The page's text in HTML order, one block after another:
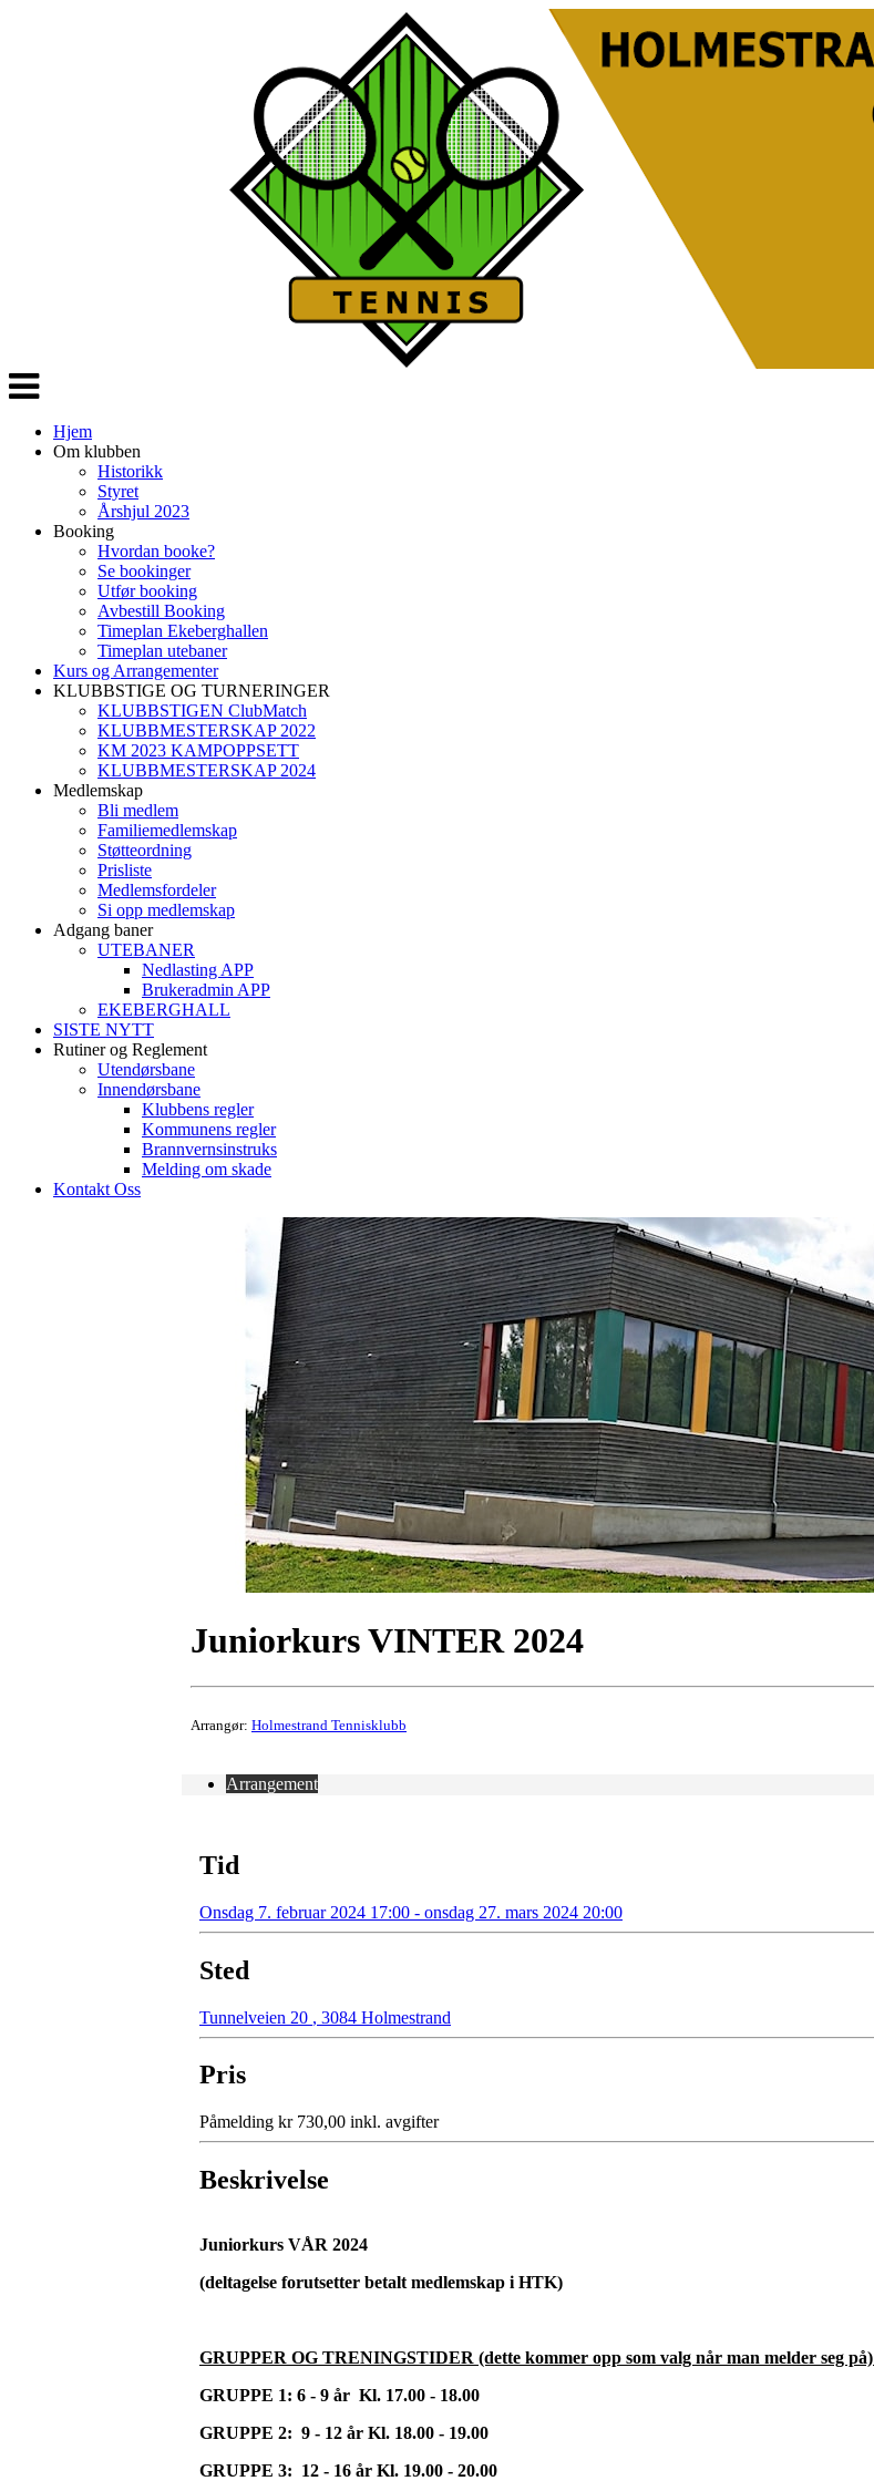
Veksle
navigasjon
Hjem
Om klubben
Historikk
Styret
Årshjul 2023
Booking
Hvordan booke?
Se bookinger
Utfør booking
Avbestill Booking
Timeplan Ekeberghallen
Timeplan utebaner
Kurs og Arrangementer
KLUBBSTIGE OG TURNERINGER
KLUBBSTIGEN ClubMatch
KLUBBMESTERSKAP 2022
KM 2023 KAMPOPPSETT
KLUBBMESTERSKAP 2024
Medlemskap
Bli medlem
Familiemedlemskap
Støtteordning
Prisliste
Medlemsfordeler
Si opp medlemskap
Adgang baner
UTEBANER
Nedlasting APP
Brukeradmin APP
EKEBERGHALL
SISTE NYTT
Rutiner og Reglement
Utendørsbane
Innendørsbane
Klubbens regler
Kommunens regler
Brannvernsinstruks
Melding om skade
Kontakt Oss
Juniorkurs VINTER 2024
Arrangør: Holmestrand Tennisklubb
Arrangement
Tid
Onsdag 7. februar 2024 17:00 - onsdag 27. mars 2024 20:00
Sted
Tunnelveien 20 , 3084 Holmestrand
Pris
Påmelding kr 730,00 inkl. avgifter
Beskrivelse
Juniorkurs VÅR 2024
(deltagelse forutsetter betalt medlemskap i HTK)
GRUPPER OG TRENINGSTIDER (dette kommer opp som valg når man melder seg på)
GRUPPE 1: 6 - 9 år Kl. 17.00 - 18.00
GRUPPE 2: 9 - 12 år Kl. 18.00 - 19.00
GRUPPE 3: 12 - 16 år Kl. 19.00 - 20.00